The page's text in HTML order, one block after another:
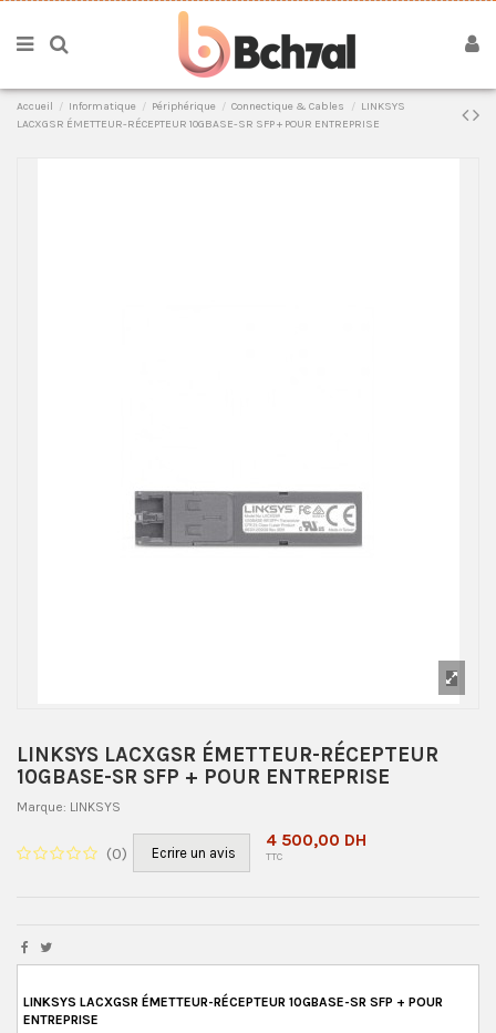
Accueil Informatique Périphérique Connectique & Cables
LINKSYS
LACXGSR ÉMETTEUR-RÉCEPTEUR 10GBASE-SR SFP + POUR ENTREPRISE
LINKSYS LACXGSR ÉMETTEUR-RÉCEPTEUR
10GBASE-SR SFP + POUR ENTREPRISE
Marque: LINKSYS
(0) Ecrire un avis
4 500,00 DH
TTC
LINKSYS LACXGSR ÉMETTEUR-RÉCEPTEUR 10GBASE-SR SFP + POUR
ENTREPRISE